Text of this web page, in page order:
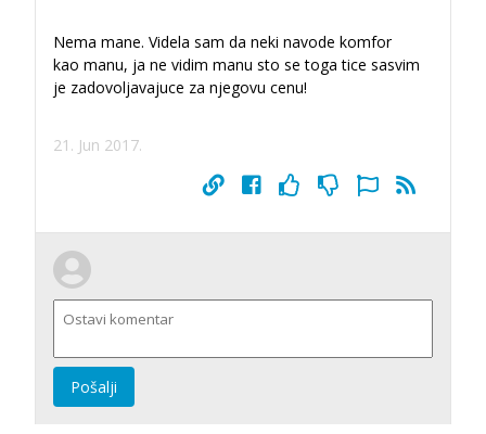
Nema mane. Videla sam da neki navode komfor
kao manu, ja ne vidim manu sto se toga tice sasvim
je zadovoljavajuce za njegovu cenu!
21. Jun 2017.
Pošalji